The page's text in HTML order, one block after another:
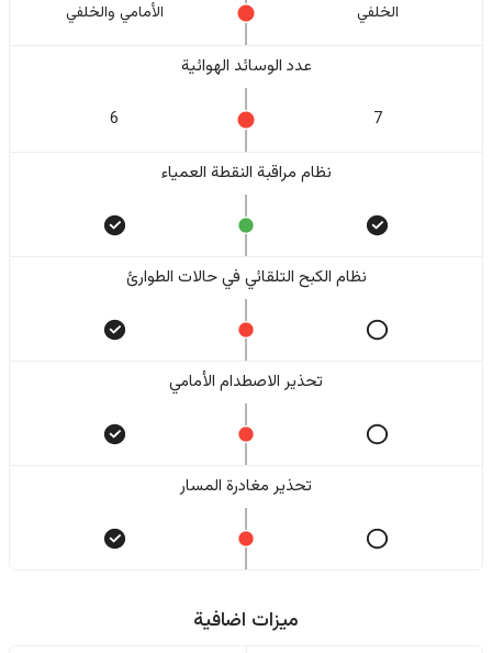
الخلفي الأمامي والخلفي
عدد الوسائد الهوائية
7
6
نظام مراقبة النقطة العمياء
نظام الكبح التلقائي في حالات الطوارئ
تحذير الاصطدام الأمامي
تحذير مغادرة المسار
ميزات اضافية